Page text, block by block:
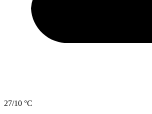
27/10 °C